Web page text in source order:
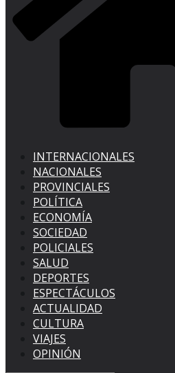
INTERNACIONALES
NACIONALES
PROVINCIALES
POLÍTICA
ECONOMÍA
SOCIEDAD
POLICIALES
SALUD
DEPORTES
ESPECTÁCULOS
ACTUALIDAD
CULTURA
VIAJES
OPINIÓN